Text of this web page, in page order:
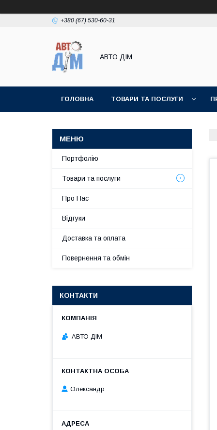
+380 (67) 530-60-31
АВТО ДIМ
ГОЛОВНА ТОВАРИ ТА ПОСЛУГИ
Портфолію
Товари та послуги
Про Нас
Відгуки
Доставка та оплата
Повернення та обмін
КОНТАКТИ
АВТО ДІМ
Олександр